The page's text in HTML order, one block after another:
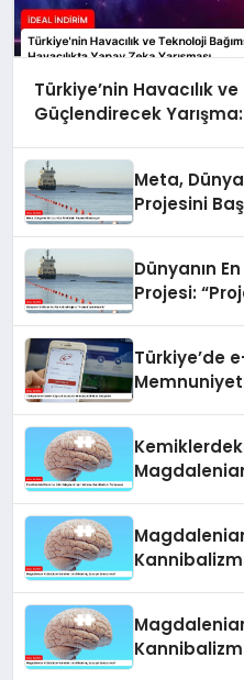
Türkiye’nin Havacılık ve
Güçlendirecek
Meta,
Projesini
Dünyanın
Projesi:
Türkiye’de